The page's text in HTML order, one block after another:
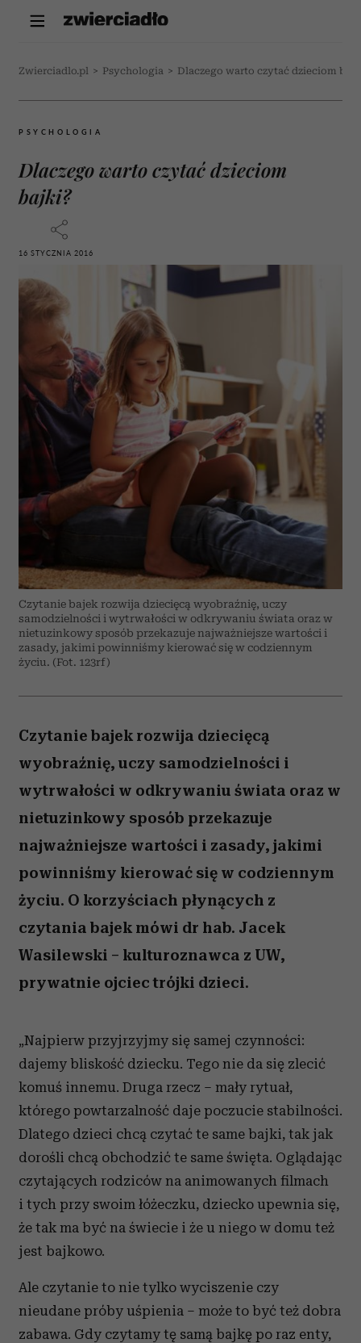
Zwierciadlo.pl > Psychologia > Dlaczego warto czytać dzieciom
PSYCHOLOGIA
Dlaczego warto czytać dzieciom
bajki?
16 STYCZNIA 2016
Czytanie bajek rozwija dziecięcą wyobraźnię, uczy
samodzielności i wytrwałości w odkrywaniu świata oraz w
nietuzinkowy sposób przekazuje najważniejsze wartości i
zasady, jakimi powinniśmy kierować się w codziennym
życiu. (Fot. 123rf)
Czytanie bajek rozwija dziecięcą
wyobraźnię, uczy samodzielności i
wytrwałości w odkrywaniu świata oraz w
nietuzinkowy sposób przekazuje
najważniejsze wartości i zasady, jakimi
powinniśmy kierować się w codziennym
życiu. O korzyściach płynących z
czytania bajek mówi dr hab. Jacek
Wasilewski – kulturoznawca z UW,
prywatnie ojciec trójki dzieci.
„Najpierw przyjrzyjmy się samej czynności:
dajemy bliskość dziecku. Tego nie da się zlecić
komuś innemu. Druga rzecz – mały rytuał,
którego powtarzalność daje poczucie stabilności.
Dlatego dzieci chcą czytać te same bajki, tak jak
dorośli chcą obchodzić te same święta. Oglądając
czytających rodziców na animowanych filmach
i tych przy swoim łóżeczku, dziecko upewnia się,
że tak ma być na świecie i że u niego w domu też
jest bajkowo.
Ale czytanie to nie tylko wyciszenie czy
nieudane próby uśpienia – może to być też dobra
zabawa. Gdy czytamy tę samą bajkę po raz enty,